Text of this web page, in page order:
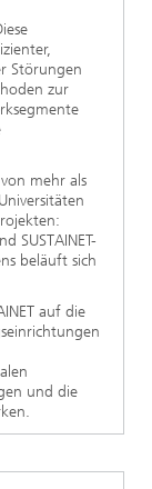
Störungen
zur
mehr als
SUSTAINET-
beläuft sich
auf die
und die